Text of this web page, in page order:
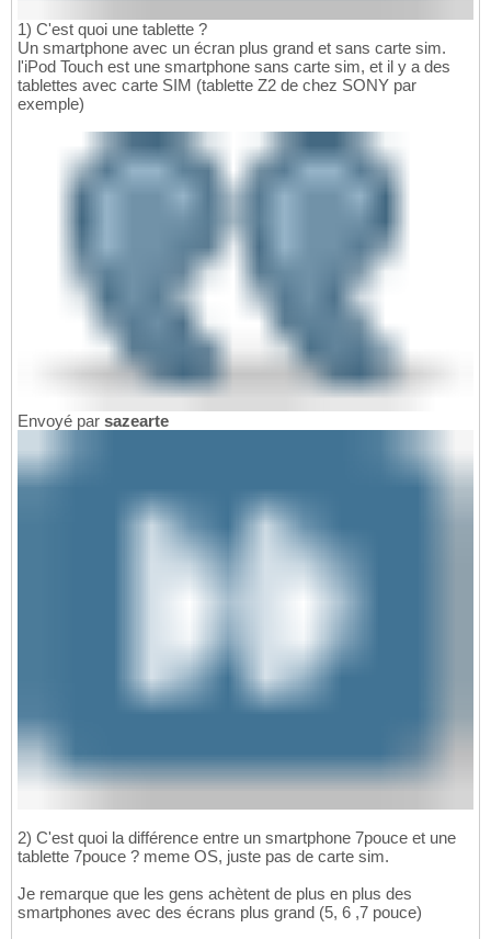
1) C'est quoi une tablette ?
Un smartphone avec un écran plus grand et sans carte sim.
l'iPod Touch est une smartphone sans carte sim, et il y a des
tablettes avec carte SIM (tablette Z2 de chez SONY par
exemple)
Envoyé par sazearte
2) C'est quoi la différence entre un smartphone 7pouce et une
tablette 7pouce ? meme OS, juste pas de carte sim.
Je remarque que les gens achètent de plus en plus des
smartphones avec des écrans plus grand (5, 6 ,7 pouce)